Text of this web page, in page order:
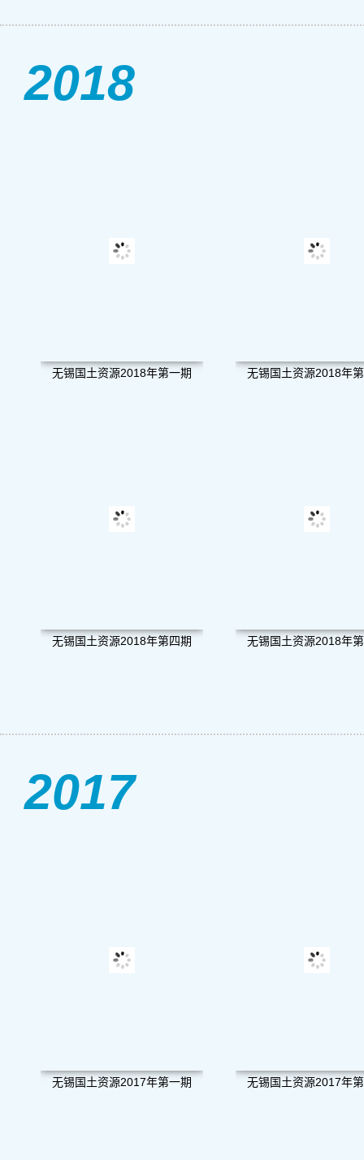
2018
无锡国土资源2018年第一期 无锡国土资源2018年
无锡国土资源2018年第四期 无锡国土资源2018年
2017
无锡国土资源2017年第一期 无锡国土资源2017年